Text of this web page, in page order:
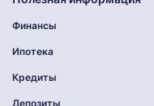
Финансы
Ипотека
Кредиты
Депозиты